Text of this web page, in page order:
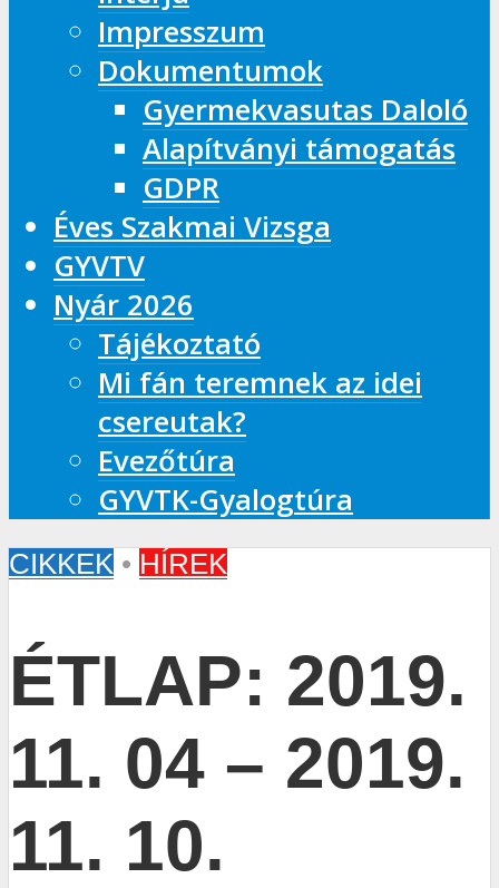
Impresszum
Dokumentumok
Gyermekvasutas Daloló
Alapítványi támogatás
GDPR
Éves Szakmai Vizsga
GYVTV
Nyár 2026
Tájékoztató
Mi fán teremnek az idei
csereutak?
Evezőtúra
GYVTK-Gyalogtúra
CIKKEK • HÍREK
ÉTLAP: 2019.
11. 04 – 2019.
11. 10.